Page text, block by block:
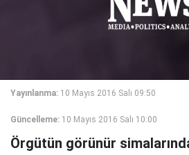
Yayınlanma: 10 Mayıs 2016 Salı 09:50
Güncelleme: 10 Mayıs 2016 Salı 10:00
Örgütün görünür